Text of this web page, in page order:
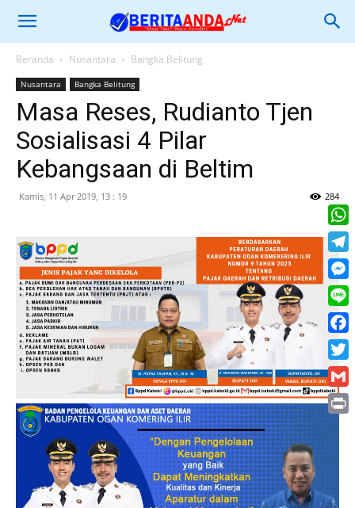
Beranda Nusantara Bangka Belitung
Nusantara Bangka Belitung
Masa Reses, Rudianto Tjen
Sosialisasi 4 Pilar
Kebangsaan di Beltim
Kamis, 11 Apr 2019, 13 : 19 284
Line
Print